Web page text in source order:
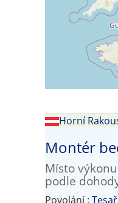
Horní
Montér
Místo
podle
Povolání : Tesař